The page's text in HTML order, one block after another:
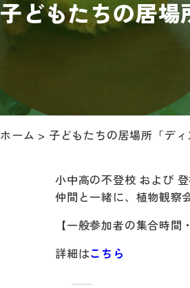
子どもたちの居
ホーム > 子どもたちの居場所「デ
小中高の不登校 および
仲間と一緒に、植物観察
【一般参加者の集合時
詳細はこちら